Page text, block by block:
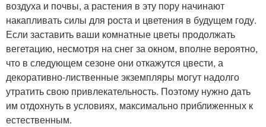
воздуха и почвы, а растения в эту пору начинают
накапливать силы для роста и цветения в будущем году.
Если заставить ваши комнатные цветы продолжать
вегетацию, несмотря на снег за окном, вполне вероятно,
что в следующем сезоне они откажутся цвести, а
декоративно-лиственные экземпляры могут надолго
утратить свою привлекательность. Поэтому нужно дать
им отдохнуть в условиях, максимально приближенных к
естественным.